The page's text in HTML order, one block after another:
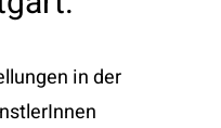
in der